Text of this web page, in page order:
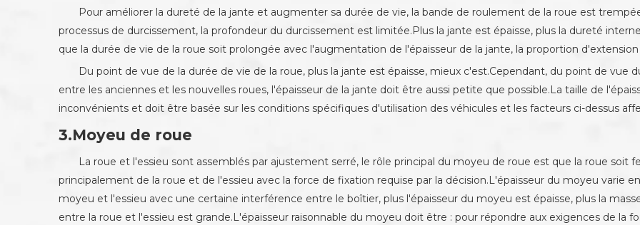
Pour améliorer la dureté de la jante et augmenter sa durée de vie, la bande de roulement de la roue est
processus de durcissement, la profondeur du durcissement est limitée.Plus la jante est épaisse, plus la dureté
que la durée de vie de la roue soit prolongée avec l'augmentation de l'épaisseur de la jante, la proportion
Du point de vue de la durée de vie de la roue, plus la jante est épaisse, mieux c'est.Cependant, du point de vue
entre les anciennes et les nouvelles roues, l'épaisseur de la jante doit être aussi petite que possible.La taille de
inconvénients et doit être basée sur les conditions spécifiques d'utilisation des véhicules et les facteurs ci-dessus
3.Moyeu de roue
La roue et l'essieu sont assemblés par ajustement serré, le rôle principal du moyeu de roue est que la roue soit
principalement de la roue et de l'essieu avec la force de fixation requise par la décision.L'épaisseur du moyeu varie
moyeu et l'essieu avec une certaine interférence entre le boîtier, plus l'épaisseur du moyeu est épaisse, plus la
entre la roue et l'essieu est grande.L'épaisseur raisonnable du moyeu doit être : pour répondre aux exigences de la